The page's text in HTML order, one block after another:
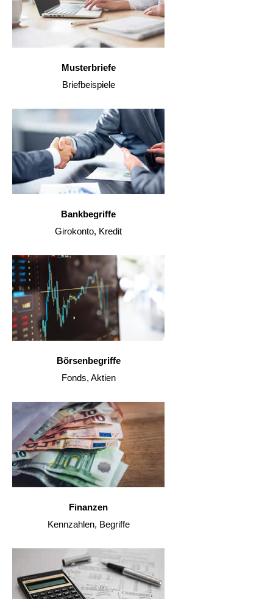
Musterbriefe
Briefbeispiele
Bankbegriffe
Girokonto, Kredit
Börsenbegriffe
Fonds, Aktien
Finanzen
Kennzahlen, Begriffe